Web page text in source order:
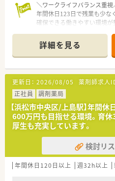
＼ワークライフバランス重視
年間休日123日で残業も少な
確保できる働きやすい環境が
【店舗情報と応需状況について】
■最寄り駅の天竜川駅から車
り、マイカーでの通勤が便利
■門前のクリニックから主に
ており、1日あたりの応需枚数
■薬剤師は2名体制で、医療
め、協力しながら業務を進め
【募集背景と求める人物像に
■今回の募集は欠員補充が主
献したいという意欲のある
■地域連携薬局の薬剤師と
る方を歓迎しており、長期的
■将来的には店舗の運営を担
詳細を見る
更新日： 2026/08/05 薬剤師求人
正社員
調剤薬局
【浜松市中央区/上島駅】年間
600万円も目指せる環境。育
厚生も充実しています。
検討リ
年間休日120日以上 週32h以上